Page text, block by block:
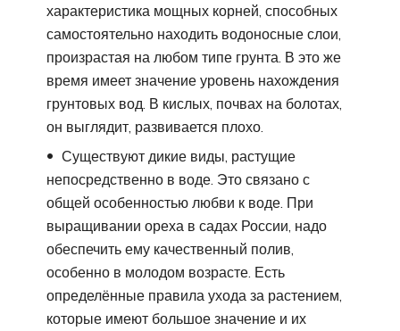
характеристика мощных корней, способных
самостоятельно находить водоносные слои,
произрастая на любом типе грунта. В это же
время имеет значение уровень нахождения
грунтовых вод. В кислых, почвах на болотах,
он выглядит, развивается плохо.
Существуют дикие виды, растущие
непосредственно в воде. Это связано с
общей особенностью любви к воде. При
выращивании ореха в садах России, надо
обеспечить ему качественный полив,
особенно в молодом возрасте. Есть
определённые правила ухода за растением,
которые имеют большое значение и их